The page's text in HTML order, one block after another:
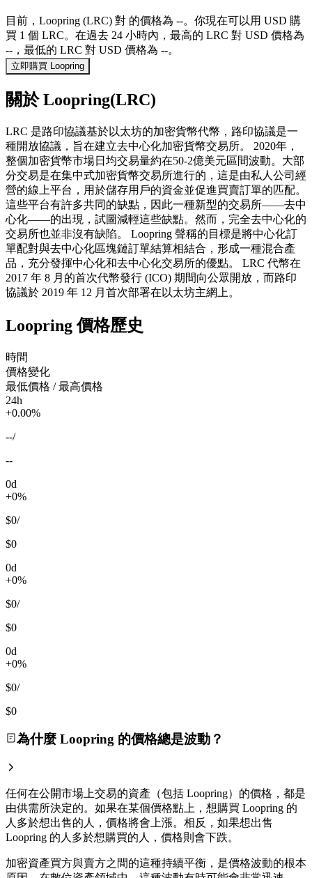
目前，Loopring (LRC) 對 的價格為 --。你現在可以用 USD 購
買 1 個 LRC。在過去 24 小時內，最高的 LRC 對 USD 價格為
--，最低的 LRC 對 USD 價格為 --。
立即購買 Loopring
關於 Loopring(LRC)
LRC 是路印協議基於以太坊的加密貨幣代幣，路印協議是一
種開放協議，旨在建立去中心化加密貨幣交易所。 2020年，
整個加密貨幣市場日均交易量約在50-2億美元區間波動。大部
分交易是在集中式加密貨幣交易所進行的，這是由私人公司經
營的線上平台，用於儲存用戶的資金並促進買賣訂單的匹配。
這些平台有許多共同的缺點，因此一種新型的交易所——去中
心化——的出現，試圖減輕這些缺點。然而，完全去中心化的
交易所也並非沒有缺陷。 Loopring 聲稱的目標是將中心化訂
單配對與去中心化區塊鏈訂單結算相結合，形成一種混合產
品，充分發揮中心化和去中心化交易所的優點。 LRC 代幣在
2017 年 8 月的首次代幣發行 (ICO) 期間向公眾開放，而路印
協議於 2019 年 12 月首次部署在以太坊主網上。
Loopring 價格歷史
時間
價格變化
最低價格 / 最高價格
24h
+0.00%
--/
--
0d
+0%
$0/
$0
0d
+0%
$0/
$0
0d
+0%
$0/
$0
為什麼 Loopring 的價格總是波動？
任何在公開市場上交易的資產（包括 Loopring）的價格，都是
由供需所決定的。如果在某個價格點上，想購買 Loopring 的
人多於想出售的人，價格將會上漲。相反，如果想出售
Loopring 的人多於想購買的人，價格則會下跌。
加密資產買方與賣方之間的這種持續平衡，是價格波動的根本